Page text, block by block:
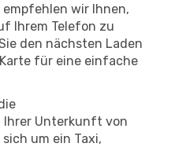
wir Ihnen,
Ihrem Telefon zu
den nächsten Laden
für eine einfache
Ihrer Unterkunft von
um ein Taxi,